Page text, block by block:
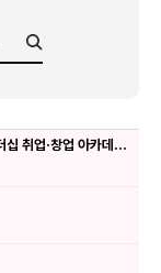
[모집] 절대긍정 비전 선교사 양성 훈련 과정 -「청년 리더십 취업·창업 아카데미」 신청 (~1.11까지)